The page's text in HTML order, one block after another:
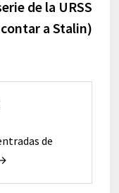
de la URSS
a Stalin)
de